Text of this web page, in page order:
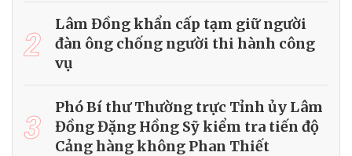
2
Lâm Đồng khẩn cấp tạm giữ người
đàn ông chống người thi hành công
vụ
3
Phó Bí thư Thường trực Tỉnh ủy Lâm
Đồng Đặng Hồng Sỹ kiểm tra tiến độ
Cảng hàng không Phan Thiết